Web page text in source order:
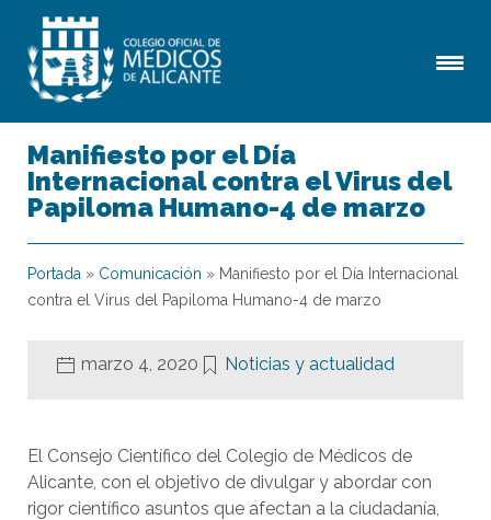
Manifiesto por el Día
Internacional contra el Virus del
Papiloma Humano-4 de marzo
Portada » Comunicación » Manifiesto por el Día Internacional
contra el Virus del Papiloma Humano-4 de marzo
marzo 4, 2020 Noticias y actualidad
El Consejo Científico del Colegio de Médicos de
Alicante, con el objetivo de divulgar y abordar con
rigor científico asuntos que afectan a la ciudadanía,